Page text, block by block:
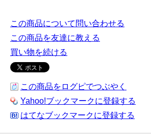
この商品について問い合わせる
この商品を友達に教える
買い物を続ける
この商品をログピでつぶやく
Yahoo!ブックマークに登録する
はてなブックマークに登録する